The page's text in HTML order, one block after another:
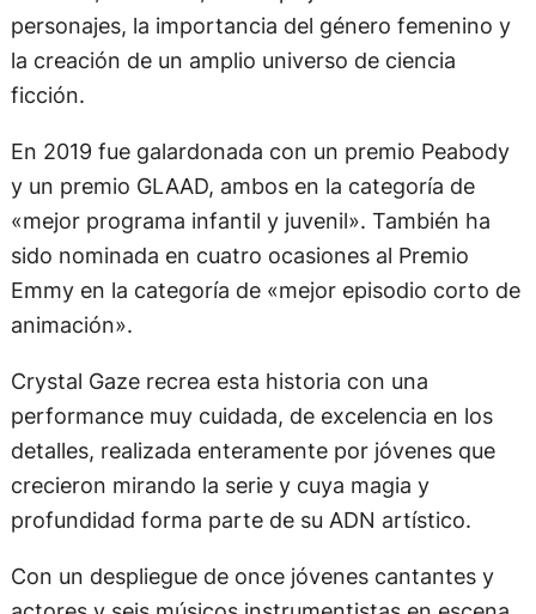
personajes, la importancia del género femenino y
la creación de un amplio universo de ciencia
ficción.
En 2019 fue galardonada con un premio Peabody
y un premio GLAAD, ambos en la categoría de
«mejor programa infantil y juvenil». También ha
sido nominada en cuatro ocasiones al Premio
Emmy en la categoría de «mejor episodio corto de
animación».
Crystal Gaze recrea esta historia con una
performance muy cuidada, de excelencia en los
detalles, realizada enteramente por jóvenes que
crecieron mirando la serie y cuya magia y
profundidad forma parte de su ADN artístico.
Con un despliegue de once jóvenes cantantes y